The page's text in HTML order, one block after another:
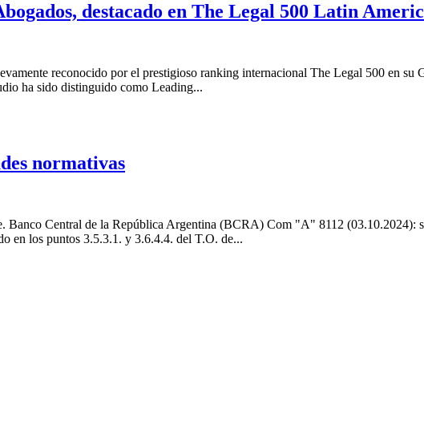
destacado en The Legal 500 Latin
reconocido por el prestigioso ranking internacional The Legal 500 en
ha sido distinguido como Leading...
normativas
Banco Central de la República Argentina (BCRA) Com "A" 8112 (03.10.2024):
en los puntos 3.5.3.1. y 3.6.4.4. del T.O. de...